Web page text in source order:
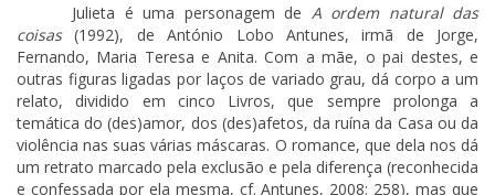
Julieta é uma personagem de A ordem natural das
coisas(1992), de António Lobo Antunes, irmã de Jorge,
Fernando, Maria Teresa e Anita. Com a mãe, o pai destes, e
outras figuras ligadas por laços de variado grau, dá corpo a um
relato, dividido em cinco Livros, que sempre prolonga a
temática do (des)amor, dos (des)afetos, da ruína da Casa ou da
violência nas suas várias máscaras. O romance, que dela nos dá
um retrato marcado pela exclusão e pela diferença (reconhecida
e confessada por ela mesma, cf. Antunes, 2008: 258), mas que